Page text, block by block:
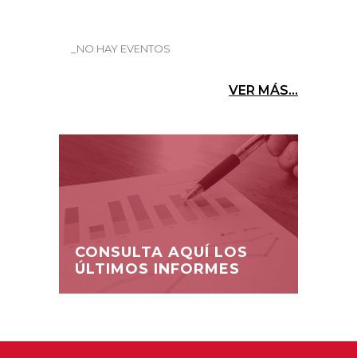
_NO HAY EVENTOS
VER MÁS...
CONSULTA AQUÍ LOS
ÚLTIMOS INFORMES